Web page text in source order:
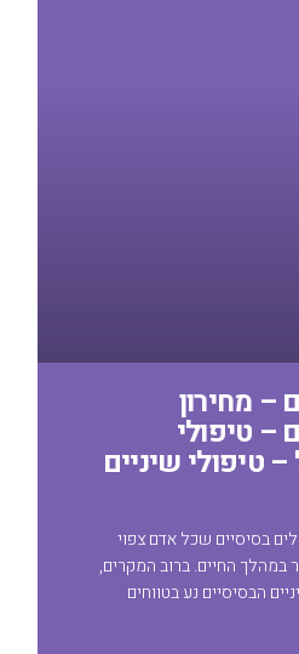
– מחירון
– טיפולי
טיפולי שיניים
בסיסיים שכל אדם צפוי
במהלך החיים. ברוב המקרים,
הבסיסיים נע בטווחים